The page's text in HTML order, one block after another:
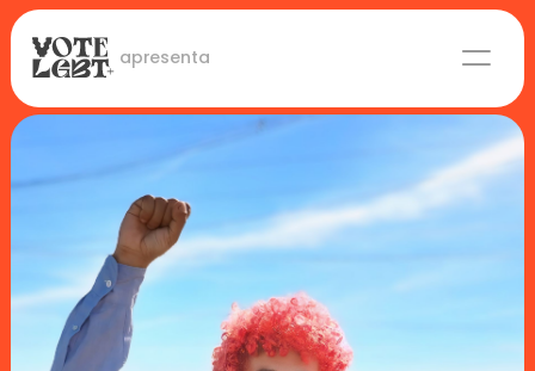
apresenta
Candidaturas
Lideranças eleitas
Sobre